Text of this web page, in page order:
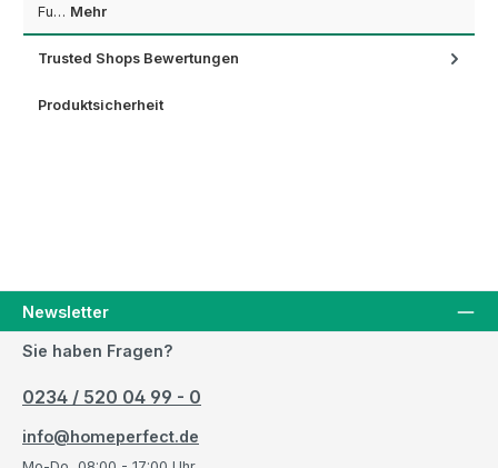
Fu… Mehr
Trusted Shops Bewertungen
Produktsicherheit
Newsletter
Sie haben Fragen?
0234 / 520 04 99 - 0
info@homeperfect.de